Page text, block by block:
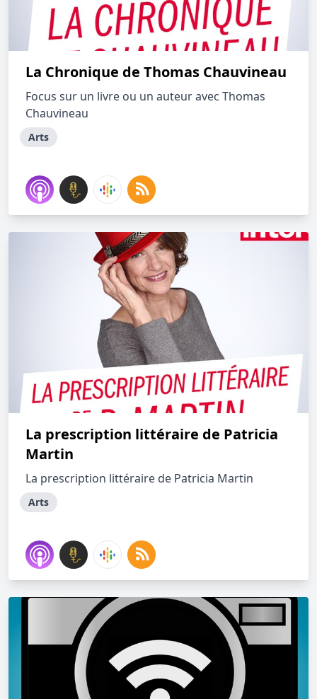
La Chronique de Thomas Chauvineau
Focus sur un livre ou un auteur avec Thomas
Chauvineau
Arts
La prescription littéraire de Patricia
Martin
La prescription littéraire de Patricia Martin
Arts